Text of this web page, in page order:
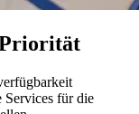
Priorität
Services für die